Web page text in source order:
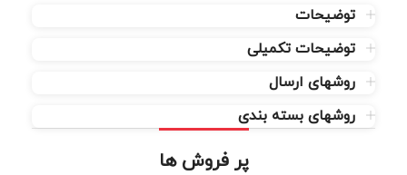
توضیحات
توضیحات تکمیلی
روشهای ارسال
روشهای بسته بندی
پر فروش ها